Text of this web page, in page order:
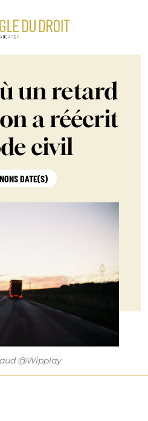
un retard
a réécrit
civil
DATE(S)
@Wipplay